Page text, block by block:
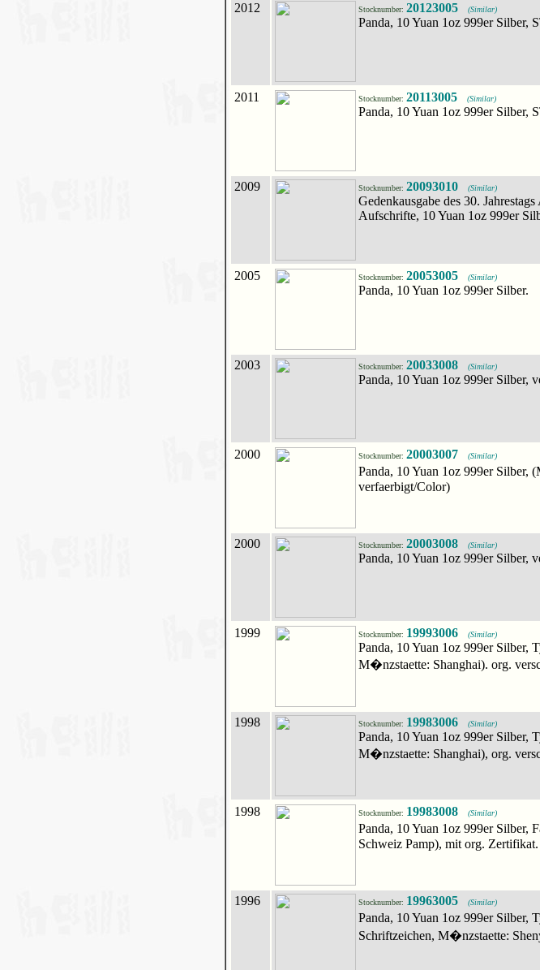
2012 Stocknumber: 20123005 (Similar)
Panda, 10 Yuan 1oz 999er Silber,
2011 Stocknumber: 20113005 (Similar)
Panda, 10 Yuan 1oz 999er Silber,
2009 Stocknumber: 20093010 (Similar)
Gedenkausgabe des 30.
Aufschrifte, 10 Yuan 1oz 999er
2005 Stocknumber: 20053005 (Similar)
Panda, 10 Yuan 1oz 999er Silber.
2003 Stocknumber: 20033008 (Similar)
Panda, 10 Yuan 1oz 999er Silber,
2000 Stocknumber: 20003007 (Similar)
Panda, 10 Yuan 1oz 999er Silber,
verfaerbigt/Color)
2000 Stocknumber: 20003008 (Similar)
Panda, 10 Yuan 1oz 999er Silber,
1999 Stocknumber: 19993006 (Similar)
Panda, 10 Yuan 1oz 999er Silber,
M�nzstaette: Shanghai). org.
1998 Stocknumber: 19983006 (Similar)
Panda, 10 Yuan 1oz 999er Silber,
M�nzstaette: Shanghai), org.
1998 Stocknumber: 19983008 (Similar)
Panda, 10 Yuan 1oz 999er Silber,
Schweiz Pamp), mit org. Zertifikat.
1996 Stocknumber: 19963005 (Similar)
Panda, 10 Yuan 1oz 999er
Schriftzeichen, M�nzstaette: